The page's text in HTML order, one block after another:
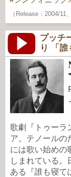
（Release：2004/11
プッチ
り 「誰
歌劇『トゥーラ
ア。テノールの
には歌い始めの
しまれている。
ある『誰も寝て